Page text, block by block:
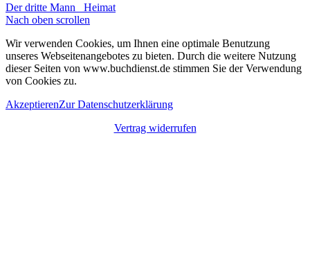
Der dritte Mann
Heimat
Nach oben scrollen
Wir verwenden Cookies, um Ihnen eine optimale Benutzung
unseres Webseitenangebotes zu bieten. Durch die weitere Nutzung
dieser Seiten von www.buchdienst.de stimmen Sie der Verwendung
von Cookies zu.
AkzeptierenZur Datenschutzerklärung
Vertrag widerrufen